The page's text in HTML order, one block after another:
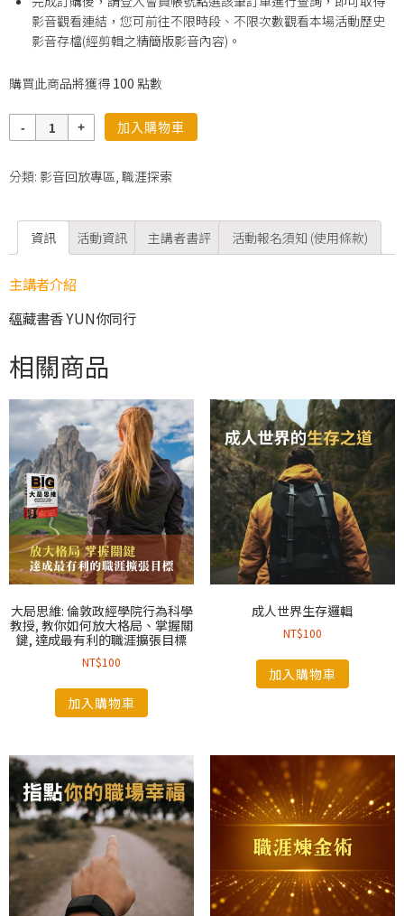
影音觀看連結，您可前往不限時段、不限次數觀看本場活動歷史
影音存檔(經剪輯之精簡版影音內容)。
購買此商品將獲得 100 點數
量
加入購物車
分類: 影音回放專區, 職涯探索
資訊 活動資訊 主講者書評 活動報名須知 (使用條款)
主講者介紹
蘊藏書香 YUN你同行
相關商品
大局思維: 倫敦政經學院行為科學
教授, 教你如何放大格局、掌握關
鍵, 達成最有利的職涯擴張目標
NT$100
加入購物車
成人世界生存邏輯
NT$100
加入購物車